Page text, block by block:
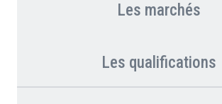
Les marchés
Les qualifications